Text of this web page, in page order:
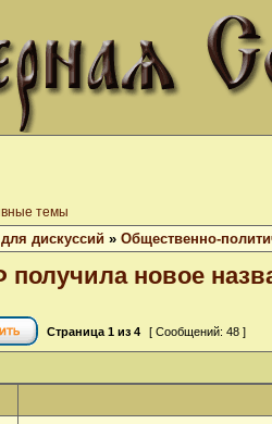
темы
дискуссий » Общественно-
новое
Страница 1 из 4 [ Сообщений: 48 ]